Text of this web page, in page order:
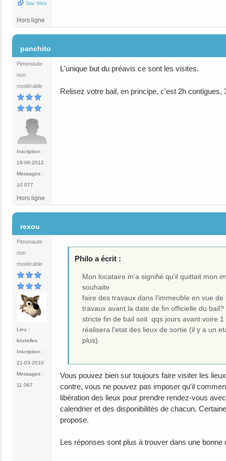
Site Web
Hors ligne
panchito
Pimonaute
non
modérable
Inscription :
19-06-2012
Messages :
10 077
L'unique but du préavis ce sont les visites.
Relisez votre bail, en principe, c'est 2h contigues,
Hors ligne
rexou
Pimonaute
non
modérable
Lieu :
bruxelles
Inscription :
21-03-2010
Messages :
11 067
Philo a écrit :
Mon locataire m'a signifié qu'il quittait mon
souhaite
faire des travaux dans l'immeuble en vue
travaux avant la date de fin officielle du
stricte fin de bail soit qqs jours avant voire
réalisera l'etat des lieux de sortie (il y a un
plus).
Vous pouvez bien sur toujours faire visiter les
contre, vous ne pouvez pas imposer qu'il
libération des lieux pour prendre rendez-vous
calendrier et des disponibilités de chacun.
propose.
Les réponses sont plus à trouver dans une